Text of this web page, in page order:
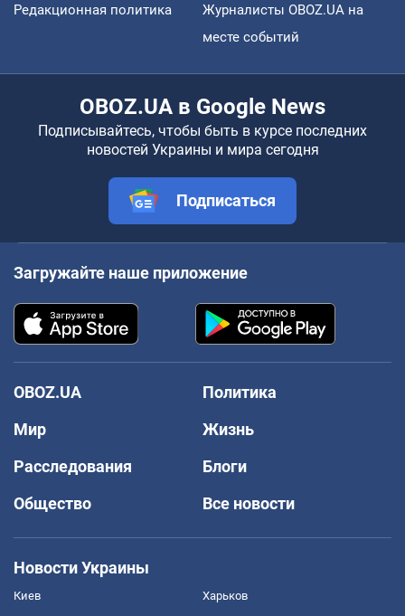
Редакционная политика
Журналисты OBOZ.UA на
месте событий
OBOZ.UA в Google News
Подписывайтесь, чтобы быть в курсе последних
новостей Украины и мира сегодня
Подписаться
Загружайте наше приложение
OBOZ.UA
Политика
Мир
Жизнь
Расследования
Блоги
Общество
Все новости
Новости Украины
Киев Харьков